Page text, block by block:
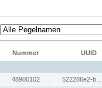
Nummer UUID
48900102 522286e2-b...